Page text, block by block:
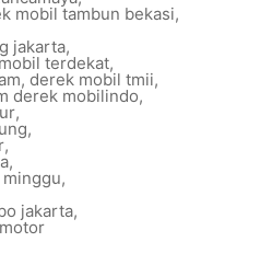
mobil tambun bekasi,
jakarta,
terdekat,
, derek mobil tmii,
derek mobilindo,
,
,
,
,
,
jakarta,